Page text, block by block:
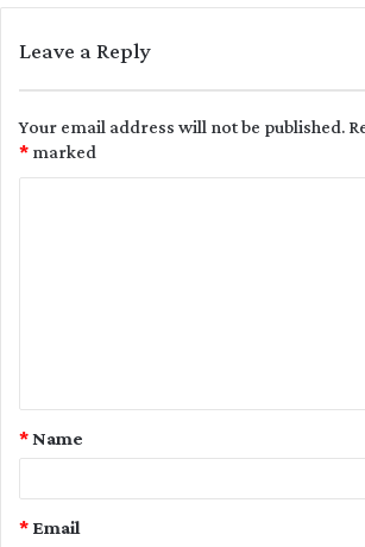
Leave a Reply
Your email address will not be published.
marked
*
Name
*
Email
*